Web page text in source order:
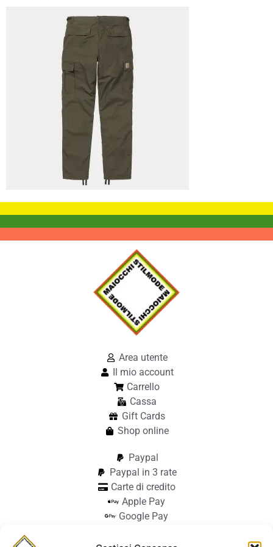
Area utente
Il mio account
Carrello
Cassa
Gift Cards
Shop online
Paypal
Paypal in 3 rate
Carte di credito
Apple Pay
Google Pay